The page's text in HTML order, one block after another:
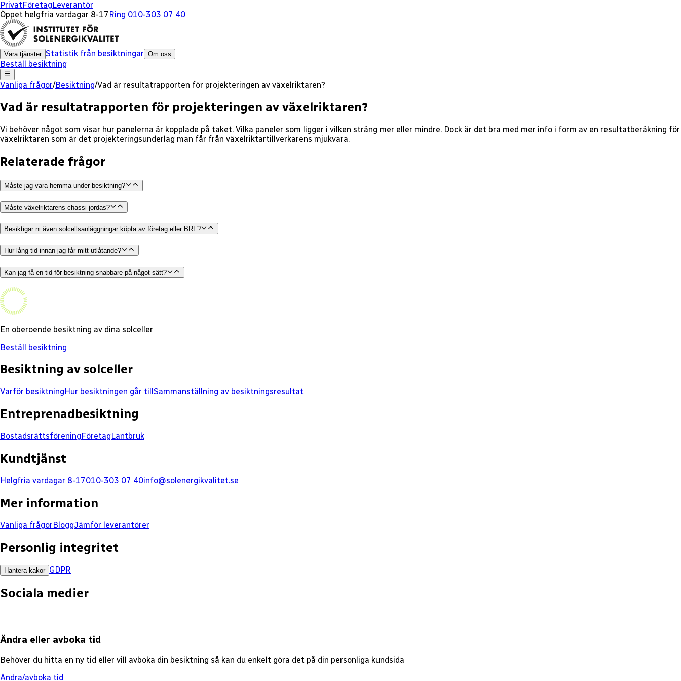
PrivatFöretagLeverantör
Öppet helgfria vardagar 8-17 Ring 010-303 07 40
Våra tjänster Statistik från besiktningar Om oss
Beställ besiktning
Vanliga frågor/Besiktning/Vad är resultatrapporten för projekteringen av växelriktaren?
Vad är resultatrapporten för projekteringen av växelriktaren?
Vi behöver något som visar hur panelerna är kopplade på taket. Vilka paneler som ligger i vilken sträng mer eller mindre. Dock är det bra med mer info i form av en resultatberäkning för
växelriktaren som är det projekteringsunderlag man får från växelriktartillverkarens mjukvara.
Relaterade frågor
Måste jag vara hemma under besiktning?
Måste växelriktarens chassi jordas?
Besiktigar ni även solcellsanläggningar köpta av företag eller BRF?
Hur lång tid innan jag får mitt utlåtande?
Kan jag få en tid för besiktning snabbare på något sätt?
En oberoende besiktning av dina solceller
Beställ besiktning
Besiktning av solceller
Varför besiktningHur besiktningen går till Sammanställning av besiktningsresultat
Entreprenadbesiktning
BostadsrättsföreningFöretagLantbruk
Kundtjänst
Helgfria vardagar 8-17010-303 07 40info@solenergikvalitet.se
Mer information
Vanliga frågorBloggJämför leverantörer
Personlig integritet
Hantera kakor GDPR
Sociala medier
Ändra eller avboka tid
Behöver du hitta en ny tid eller vill avboka din besiktning så kan du enkelt göra det på din personliga kundsida
Ändra/avboka tid